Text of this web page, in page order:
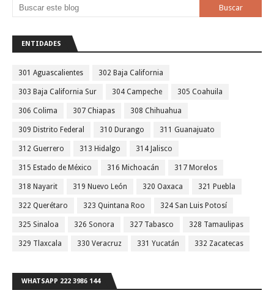
ENTIDADES
301 Aguascalientes 302 Baja California
303 Baja California Sur 304 Campeche 305 Coahuila
306 Colima 307 Chiapas 308 Chihuahua
309 Distrito Federal 310 Durango 311 Guanajuato
312 Guerrero 313 Hidalgo 314 Jalisco
315 Estado de México 316 Michoacán 317 Morelos
318 Nayarit 319 Nuevo León 320 Oaxaca 321 Puebla
322 Querétaro 323 Quintana Roo 324 San Luis Potosí
325 Sinaloa 326 Sonora 327 Tabasco 328 Tamaulipas
329 Tlaxcala 330 Veracruz 331 Yucatán 332 Zacatecas
WHATSAPP 222 3986 144